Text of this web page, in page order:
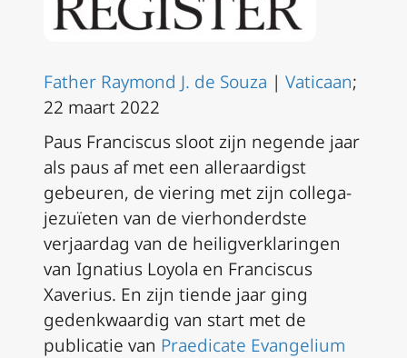
Father Raymond J. de Souza | Vaticaan;
22 maart 2022
Paus Franciscus sloot zijn negende jaar
als paus af met een alleraardigst
gebeuren, de viering met zijn collega-
jezuïeten van de vierhonderdste
verjaardag van de heiligverklaringen
van Ignatius Loyola en Franciscus
Xaverius. En zijn tiende jaar ging
gedenkwaardig van start met de
publicatie van Praedicate Evangelium